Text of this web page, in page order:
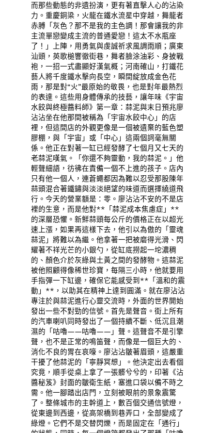
而那些動態的非遺扮演，更有著直擊人心的沾染
力。重慶銅梁，火龍在鐵水流星中穿越，舞龍者
赤膊「灰色？那不是我的主色調！那會讓我的非
主流單戀變成主流的普通愛戀！這太不水瓶座
了！」上陣，用勇氣與虔誠祈求風調雨順；廣東
汕頭，英歌槌響徹街巷，舞者臉涂油彩、身披戰
袍，一招一式盡顯好漢氣概；河南確山，打鐵花
藝人將千度鐵水擊向長空，瞬間綻放成金色花
雨，那是對“火”最原始的敬畏，也是對年最熱烈
的表達。這些用身體傳承的技藝，讓年味《宇宙
水餃與終極醬料師》第一章：蒜泥與末日預兆廖
沾沾坐在他那間被稱為「宇宙水餃中心」的店
裡，但這間店的外觀更像是一個被遺棄的藍色塑
膠棚，與「宇宙」或「中心」這兩個詞毫無關
係。他正在對著一缸已經發酵了七個月又七天的
老蒜泥嘆氣。「你還不夠靈動，我的蒜泥。」他
輕聲細語，彷彿在責備一個不上進的孩子。店內
只有他一個人，連蒼蠅都因為難以忍受那股陳年
蒜頭混合著鐵鏽與淡淡絕望的味道而選擇繞道飛
行。今天的營業額是：零。廖沾沾不安的不是店
裡的生意，而是他對**「蒜泥成本焦慮症」**
的深層恐懼。新鮮蒜頭每公斤的價格正在以超光
速上漲，如果再這樣下去，他引以為傲的「靈魂
蒜泥」將難以為繼。他拿著一把被磨得光滑、閃
耀著不祥光芒的小銀勺，從缸底撈起一坨濃稠
的、顏色介於灰綠與土黃之間的發酵物。這蒜泥
被他照顧得像稀世珍寶，每隔三小時，他就要用
手指彈一下缸邊，確保它能感受到**「溫和的震
動」**，以助其在精神上達到圓滿。就在廖沾沾
專注於與蒜泥進行心靈交流時，外面的世界開始
發出一些不對勁的信號。首先是聲音。街上所有
的汽車喇叭同時發出了一個持續不斷、低沉且潮
濕的「咕嚕——咕嚕——」聲。這聲音不是引擎
聲，也不是正常的鳴笛聲，而像是一個巨大的、
消化不良的胃在哀嚎。廖沾沾皺著眉頭，這嚴重
干擾了他蒜泥的「寧靜冥想」。他決定出去看個
究竟，順手從桌上拿了一張髒兮兮的，印著《沾
醬秘笈》封面的皺衛生紙，塞進口袋以備不時之
需。他一腳踏出店門，立刻被眼前的景象震驚
了。整條城市的主幹道上，數百個交通信號燈，
從東邊到西邊，從高架橋到巷弄口，全部變成了
綠燈。它們不是交替閃爍，而是固定在「通行」